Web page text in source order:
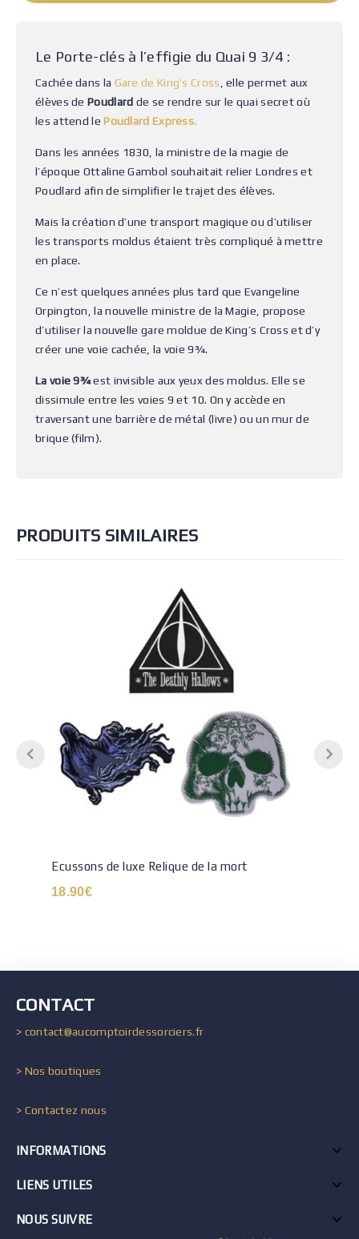
Le Porte-clés à l’effigie du Quai 9 3/4 :
Cachée dans la Gare de King’s Cross , elle permet aux
élèves de Poudlard de se rendre sur le quai secret où
les attend le Poudlard Express.
Dans les années 1830, la ministre de la magie de
l’époque Ottaline Gambol souhaitait relier Londres et
Poudlard afin de simplifier le trajet des élèves.
Mais la création d’une transport magique ou d’utiliser
les transports moldus étaient très compliqué à mettre
en place.
Ce n’est quelques années plus tard que Evangeline
Orpington, la nouvelle ministre de la Magie, propose
d’utiliser la nouvelle gare moldue de King’s Cross et d’y
créer une voie cachée, la voie 9¾.
La voie 9¾est invisible aux yeux des moldus. Elle se
dissimule entre les voies 9 et 10. On y accède en
traversant une barrière de métal (livre) ou un mur de
brique (film).
PRODUITS SIMILAIRES
Ecussons de luxe Relique de la mort
18.90€
CONTACT
> contact@aucomptoirdessorciers.fr
> Nos boutiques
> Contactez nous
INFORMATIONS
LIENS UTILES
NOUS SUIVRE